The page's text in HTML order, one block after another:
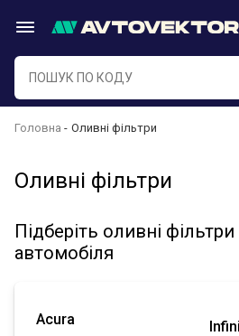
Головна Оливні фільтри
Оливні фільтри
Підберіть оливні
автомобіля
Acura